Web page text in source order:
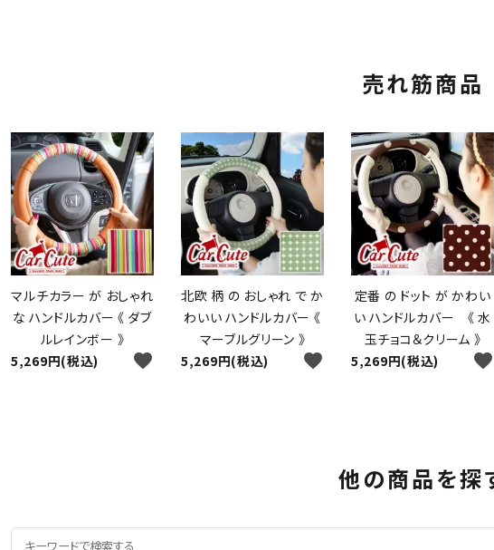
売れ筋商品
マルチカラー が おしゃれ
な ハンドルカバー 《 ダブ
ルレインボー 》
5,269円(税込)
favorite
北欧 柄 の おしゃれ で か
わいい ハンドルカバー 《
マーブルグリーン 》
5,269円(税込)
favorite
定番 の ドット が かわい
い ハンドルカバー 《 水
玉チョコ＆クリーム 》
5,269円(税込)
favorite
他の商品を探